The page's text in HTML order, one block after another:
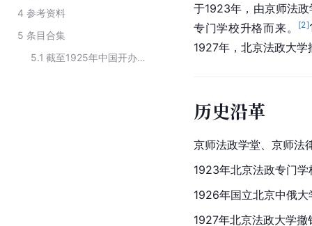
4 参考资料
5 条目合集
5.1
截至1925年中国开办的国立大学
于1923年，由京师法
专门学校升格而来。
[2]
1927年，北京法政大
历史沿革
京师法政学堂、京师法
1923年北京法政专门
1926年国立北京中俄
1927年北京法政大学